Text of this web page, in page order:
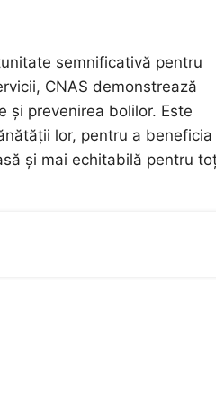
semnificativă pentru
CNAS demonstrează
și prevenirea bolilor. Este
lor, pentru a beneficia
și mai echitabilă pentru